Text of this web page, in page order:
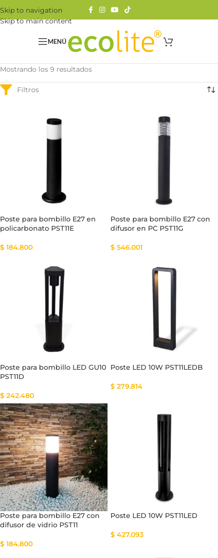
Skip to navigation
Skip to main content
MENÚ
Mostrando los 9 resultados
Poste para bombillo E27 en
policarbonato PST11E
$ 184.800
Poste para bombillo E27 con
difusor en PC PST11G
$ 546.001
Poste para bombillo LED GU10
PST11D
$ 242.480
Poste LED 10W PST11LEDB
$ 279.814
Poste para bombillo E27 con
difusor de vidrio PST11
$ 184.800
Poste LED 10W PST11LED
$ 427.093